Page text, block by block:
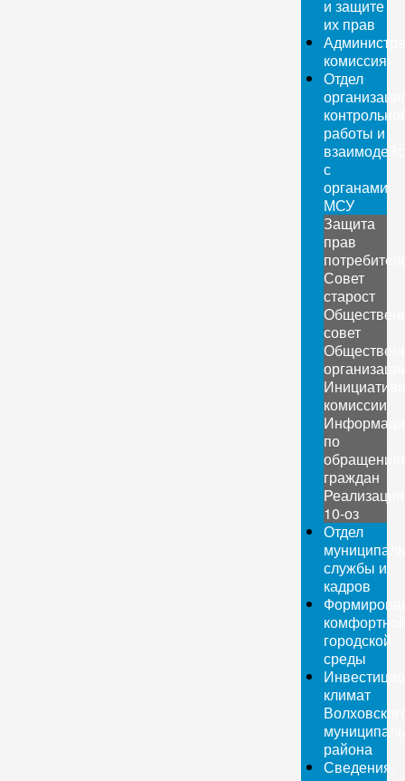
и защите
их прав
комиссия
Отдел
работы и
с
органами
МСУ
Защита
прав
Совет
старост
совет
комиссии
по
граждан
Реализация
10-оз
Отдел
службы и
кадров
городской
среды
климат
района
Сведения,